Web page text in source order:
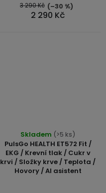
2 290 Kč
3 290 Kč (–30 %)
PulsGo HEALTH ET572 Fit /
EKG / Krevní tlak / Cukr v
krvi / Složky krve / Teplota /
Hovory / AI asistent
Skladem (>5 ks)